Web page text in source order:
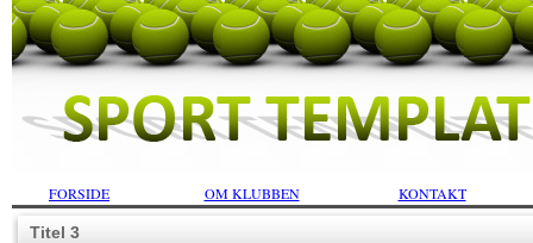
FORSIDE OM KLUBBEN KONTAKT
Titel 3